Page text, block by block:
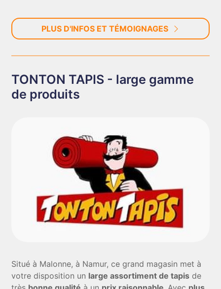
PLUS D'INFOS ET TÉMOIGNAGES
TONTON TAPIS - large gamme
de produits
Situé à Malonne, à Namur, ce grand magasin met à
votre disposition un large assortiment de tapis de